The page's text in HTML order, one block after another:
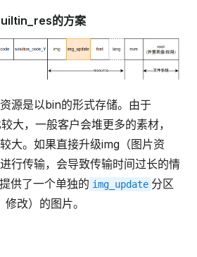
的方案
源是以bin的形式存储。由于
大，一般客户会堆更多的素材，
大。如果直接升级img（图片资
行传输，会导致传输时间过长的情
供了一个单独的 img_update 分区
改）的图片。